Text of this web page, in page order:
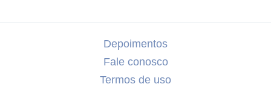
Depoimentos
Fale conosco
Termos de uso